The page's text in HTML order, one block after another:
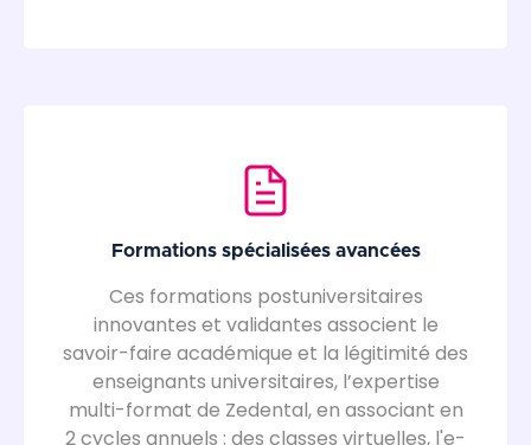
Formations spécialisées avancées
Ces formations postuniversitaires
innovantes et validantes associent le
savoir-faire académique et la légitimité des
enseignants universitaires, l’expertise
multi-format de Zedental, en associant en
2 cycles annuels : des classes virtuelles, l'e-